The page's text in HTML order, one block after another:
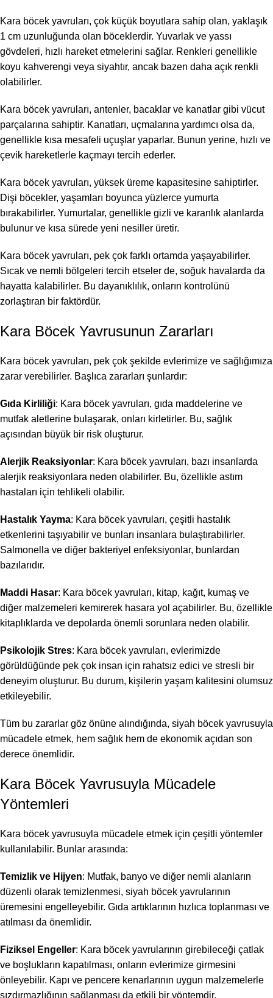
Kara böcek yavruları, çok küçük boyutlara sahip olan, yaklaşık
1 cm uzunluğunda olan böceklerdir. Yuvarlak ve yassı
gövdeleri, hızlı hareket etmelerini sağlar. Renkleri genellikle
koyu kahverengi veya siyahtır, ancak bazen daha açık renkli
olabilirler.
Kara böcek yavruları, antenler, bacaklar ve kanatlar gibi vücut
parçalarına sahiptir. Kanatları, uçmalarına yardımcı olsa da,
genellikle kısa mesafeli uçuşlar yaparlar. Bunun yerine, hızlı ve
çevik hareketlerle kaçmayı tercih ederler.
Kara böcek yavruları, yüksek üreme kapasitesine sahiptirler.
Dişi böcekler, yaşamları boyunca yüzlerce yumurta
bırakabilirler. Yumurtalar, genellikle gizli ve karanlık alanlarda
bulunur ve kısa sürede yeni nesiller üretir.
Kara böcek yavruları, pek çok farklı ortamda yaşayabilirler.
Sıcak ve nemli bölgeleri tercih etseler de, soğuk havalarda da
hayatta kalabilirler. Bu dayanıklılık, onların kontrolünü
zorlaştıran bir faktördür.
Kara Böcek Yavrusunun Zararları
Kara böcek yavruları, pek çok şekilde evlerimize ve sağlığımıza
zarar verebilirler. Başlıca zararları şunlardır:
Gıda Kirliliği: Kara böcek yavruları, gıda maddelerine ve
mutfak aletlerine bulaşarak, onları kirletirler. Bu, sağlık
açısından büyük bir risk oluşturur.
Alerjik Reaksiyonlar: Kara böcek yavruları, bazı insanlarda
alerjik reaksiyonlara neden olabilirler. Bu, özellikle astım
hastaları için tehlikeli olabilir.
Hastalık Yayma: Kara böcek yavruları, çeşitli hastalık
etkenlerini taşıyabilir ve bunları insanlara bulaştırabilirler.
Salmonella ve diğer bakteriyel enfeksiyonlar, bunlardan
bazılarıdır.
Maddi Hasar: Kara böcek yavruları, kitap, kağıt, kumaş ve
diğer malzemeleri kemirerek hasara yol açabilirler. Bu, özellikle
kitaplıklarda ve depolarda önemli sorunlara neden olabilir.
Psikolojik Stres: Kara böcek yavruları, evlerimizde
görüldüğünde pek çok insan için rahatsız edici ve stresli bir
deneyim oluşturur. Bu durum, kişilerin yaşam kalitesini olumsuz
etkileyebilir.
Tüm bu zararlar göz önüne alındığında, siyah böcek yavrusuyla
mücadele etmek, hem sağlık hem de ekonomik açıdan son
derece önemlidir.
Kara Böcek Yavrusuyla Mücadele
Yöntemleri
Kara böcek yavrusuyla mücadele etmek için çeşitli yöntemler
kullanılabilir. Bunlar arasında:
Temizlik ve Hijyen: Mutfak, banyo ve diğer nemli alanların
düzenli olarak temizlenmesi, siyah böcek yavrularının
üremesini engelleyebilir. Gıda artıklarının hızlıca toplanması ve
atılması da önemlidir.
Fiziksel Engeller: Kara böcek yavrularının girebileceği çatlak
ve boşlukların kapatılması, onların evlerimize girmesini
önleyebilir. Kapı ve pencere kenarlarının uygun malzemelerle
sızdırmazlığının sağlanması da etkili bir yöntemdir.